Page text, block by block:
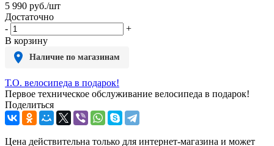
5 990 руб./шт
Достаточно
-
+
В корзину
Наличие по магазинам
Т.О. велосипеда в подарок!
Первое техническое обслуживание велосипеда в подарок!
Поделиться
Цена действительна только для интернет-магазина и может